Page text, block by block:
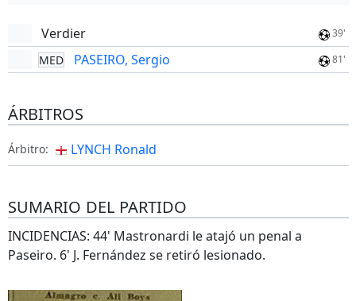
Verdier 39'
MED PASEIRO, Sergio 81'
ÁRBITROS
Árbitro: LYNCH Ronald
SUMARIO DEL PARTIDO
INCIDENCIAS: 44' Mastronardi le atajó un penal a
Paseiro. 6' J. Fernández se retiró lesionado.